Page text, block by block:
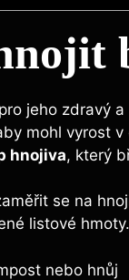
jeho zdravý
mohl vyrost
hnojiva, který
se na
listové
nebo hnůj